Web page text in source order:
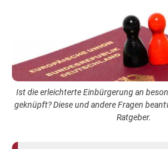
Ist die erleichterte Einbürgerung an
geknüpft? Diese und andere Fragen
Ratgeber.